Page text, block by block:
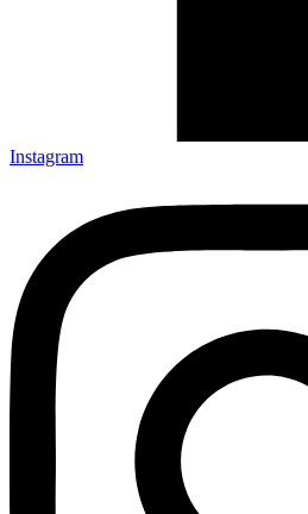
Instagram